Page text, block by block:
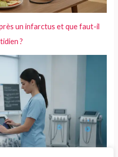
un infarctus et que faut-il
?